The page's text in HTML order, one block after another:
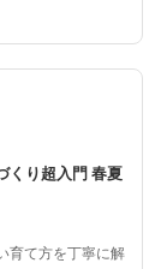
くり超入門 春夏
育て方を丁寧に解